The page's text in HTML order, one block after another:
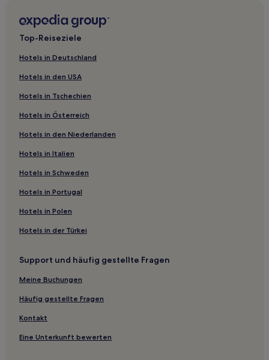
Hotels nahe Kess Creek Park
Hotels nahe Lost River Cave
Hotels nahe Louisville Defender Newspaper
West Main Historic District: Hotels
Lucas Hotels
Richelieu Hotels
Hotels nahe Chaney's Dairy Barn
Southland Park: Hotels
Salem Hotels
Hotels nahe Club at Olde Stone
Hotels nahe Fort Williams
Hotels nahe Waverly Hills Sanatorium
Bremen Hotels
Powderly Hotels
Hotels nahe Towne Mall
Top-Reiseziele
Hotels in Deutschland
Hotels in den USA
Hotels in Tschechien
Hotels in Österreich
Hotels in den Niederlanden
Hotels in Italien
Hotels in Schweden
Hotels in Portugal
Hotels in Polen
Hotels in der Türkei
Support und häufig gestellte Fragen
Meine Buchungen
Häufig gestellte Fragen
Kontakt
Eine Unterkunft bewerten